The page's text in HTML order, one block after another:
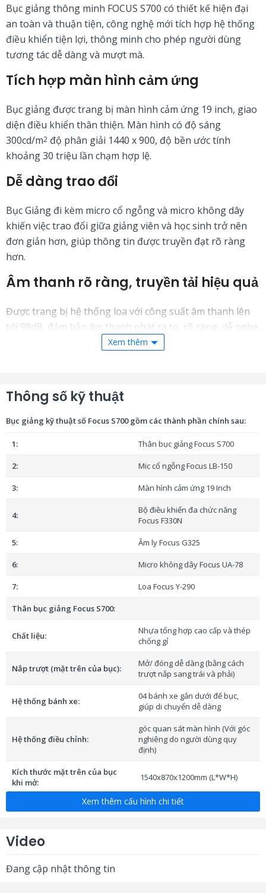
Bục giảng thông minh FOCUS S700 có thiết kế hiện đại
an toàn và thuận tiện, công nghệ mới tích hợp hệ thống
điều khiển tiện lợi, thông minh cho phép người dùng
tương tác dễ dàng và mượt mà.
Tích hợp màn hình cảm ứng
Bục giảng được trang bị màn hình cảm ứng 19 inch, giao
diện điều khiển thân thiện. Màn hình có độ sáng
300cd/m2 độ phân giải 1440 x 900, độ bền ước tính
khoảng 30 triệu lần chạm hợp lệ.
Dễ dàng trao đổi
Bục Giảng đi kèm micro cổ ngỗng và micro không dây
khiến việc trao đổi giữa giảng viên và học sinh trở nên
đơn giản hơn, giúp thông tin được truyền đạt rõ ràng
hơn.
Âm thanh rõ ràng, truyền tải hiệu quả
Được trang bị hệ thống loa với công suất âm thanh lên
tới 98dB, đảm bảo âm thanh phát ra to, rõ ràng, dễ nghe
trong mọi không gian lớp học hay hội trường.
Tích hợp bộ điều khiển đa chức năng Focus F330N, mang
Bảng điều khiển sở hữu 15 phím cảm ứng kèm đèn nền
LED, giúp thao tác thuận tiện ngay cả trong điều kiện
Bục Giảng Thông Minh Focus S700, còn gọi là bục giảng điện
phòng học thông minh, hoặc phòng họp đa năng thông
ngay bây giờ để được tư vấn chi tiết!
Đang cập nhật thông tin
Xem thêm
Thông số kỹ thuật
Bục giảng kỹ thuật số Focus S700 gồm các thành phần chính sau:
1: Thân bục giảng Focus S700
2: Mic cổ ngỗng Focus LB-150
3: Màn hình cảm ứng 19 Inch
4:
Bộ điều khiển đa chức năng
Focus F330N
5: Âm ly Focus G325
6: Micro không dây Focus UA-78
7: Loa Focus Y-290
Thân bục giảng Focus S700:
Chất liệu:
Nhựa tổng hợp cao cấp và thép
chống gỉ
Nắp trượt (mặt trên của bục):
Mở/ đóng dễ dàng (bằng cách
trượt nắp sang trái và phải)
Hệ thống bánh xe:
04 bánh xe gắn dưới đế bục,
giúp di chuyển dễ dàng
Hệ thống điều chỉnh:
góc quan sát màn hình (Với góc
nghiêng do người dùng quy
định)
Kích thước mặt trên của bục
khi mở:
1540x870x1200mm (L*W*H)
Kích thước mặt trên của bục
850*770*1200mm (L*W*H)
Model giao diện cổng kết nối
Xem thêm cấu hình chi tiết
Video
Đang cập nhật thông tin